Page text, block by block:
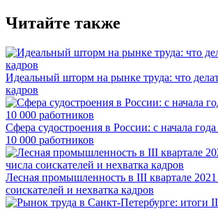
Читайте также
Идеальный шторм на рынке труда: что
кадров
Сфера судостроения в России: с начала года
10 000 работников
Лесная промышленность в III квартале 2021
соискателей и нехватка кадров